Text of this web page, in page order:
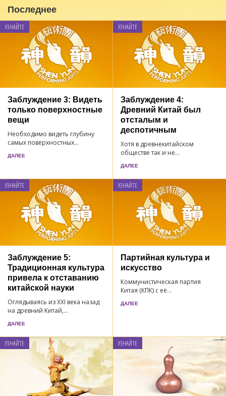
Последнее
УЗНАЙТЕ
Заблуждение 3: Видеть
только поверхностные
вещи
Необходимо видеть глубину
самых поверхностных...
ДАЛЕЕ
УЗНАЙТЕ
Заблуждение 4:
Древний Китай был
отсталым и
деспотичным
Хотя в древнекитайском
обществе так и не...
ДАЛЕЕ
УЗНАЙТЕ
Заблуждение 5:
Традиционная культура
привела к отставанию
китайской науки
Оглядываясь из XXI века назад
на древний Китай,...
ДАЛЕЕ
УЗНАЙТЕ
Партийная культура и
искусство
Коммунистическая партия
Китая (КПК) с её...
ДАЛЕЕ
УЗНАЙТЕ УЗНАЙТЕ